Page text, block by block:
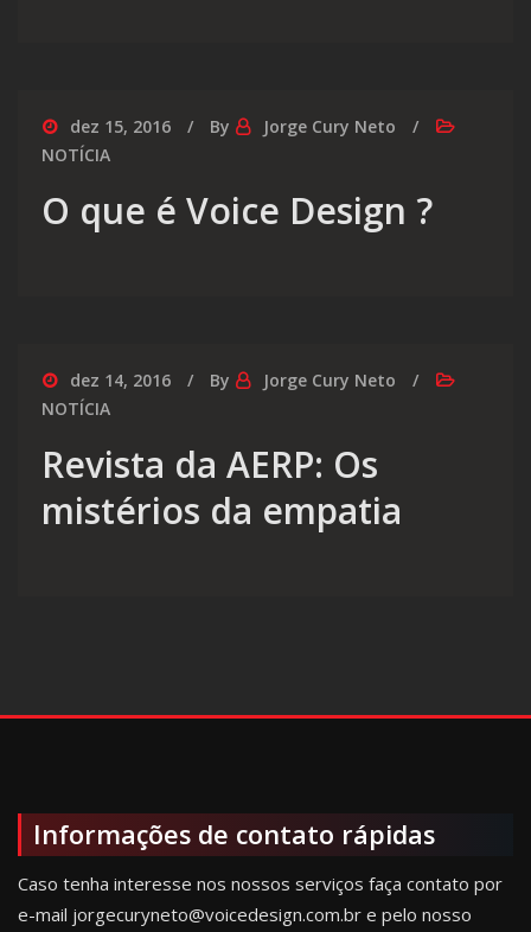
dez 15, 2016 By
Jorge Cury Neto
NOTÍCIA
O que é Voice Design ?
dez 14, 2016 By
Jorge Cury Neto
NOTÍCIA
Revista da AERP: Os
mistérios da empatia
Informações de contato rápidas
Caso tenha interesse nos nossos serviços faça contato por
e-mail jorgecuryneto@voicedesign.com.br e pelo nosso